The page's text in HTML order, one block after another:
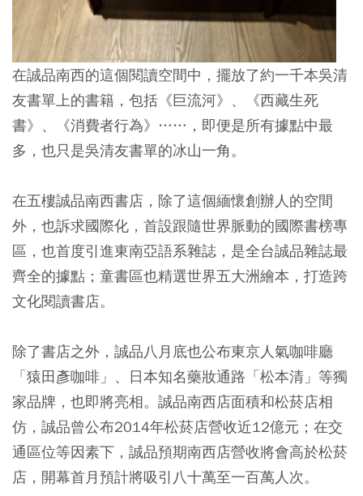
在誠品南西的這個閱讀空間中，擺放了約一千本吳清
友書單上的書籍，包括《巨流河》、《西藏生死
書》、《消費者行為》……，即便是所有據點中最
多，也只是吳清友書單的冰山一角。
在五樓誠品南西書店，除了這個緬懷創辦人的空間
外，也訴求國際化，首設跟隨世界脈動的國際書榜專
區，也首度引進東南亞語系雜誌，是全台誠品雜誌最
齊全的據點；童書區也精選世界五大洲繪本，打造跨
文化閱讀書店。
除了書店之外，誠品八月底也公布東京人氣咖啡廳
「猿田彥咖啡」、日本知名藥妝通路「松本清」等獨
家品牌，也即將亮相。誠品南西店面積和松菸店相
仿，誠品曾公布2014年松菸店營收近12億元；在交
通區位等因素下，誠品預期南西店營收將會高於松菸
店，開幕首月預計將吸引八十萬至一百萬人次。